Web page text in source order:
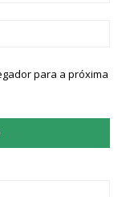
para a próxima